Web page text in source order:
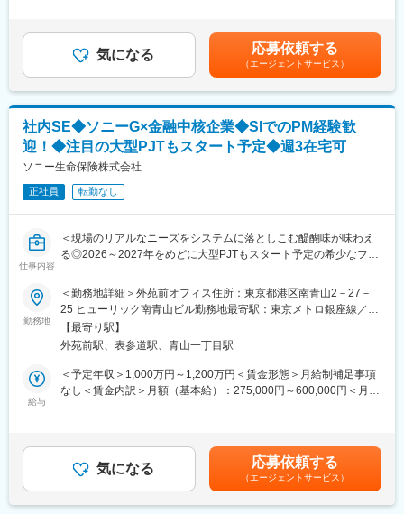
■ポジションの魅力：
・業務拡大フェーズにつき、積極的なIT投資を実施しています。
・穏やかな社風から組織内の風通しも良く、主体的に動ける環境
です。
・残業月30時間程度でワークライフバランス◎
・週2回程度の在宅勤務可能
■研修制度：
IT部門の社員は、年1回（1日～2日研修が中心）受講し、自身の技
術向上に努めています。
変更の範囲：会社の定める業務
・プロジェクトの立ち上げ、計画策定、進捗管理、課題管理、品
質管理
・新規案件等の要件調整（ユーザー（社員）折衝、課題抽出、提
・開発ベンダー（常駐要員含む）進捗管理
・各種レポート、報告書の作成
組織はマネジメントを含め6名で構成されており、全員が中途入社
です。
いています。今後は30代前後の中核人材・即戦力人材の採用・強
化にも注力しています。
■企業特徴
当社は社長であっても「さん」付けで呼ぶ、役職を超えたフラッ
トな文化が特徴です。新卒採用を行っておらず、全員中途入社の
ため様々な価値観を認め合い互いを尊敬し合う風土があります。
る社風は外資系ならではです。
メンバーに確認できるような環境です。始めは小規模の案件から
取り組んでいただき、徐々に大きい規模の案件をお任せしていく
想定です。
当が含まれていますが、平均残業時間であり月の残業時間により
変動します（残業手当は1分単位で計算）。・管理職採用の場合は
残業代支給無し賃金はあくまでも目安の金額であり、選考を通じ
て上下する可能性があります。月給(月額)は固定手当を含めた表記
です。
気になる 応募依頼する
（エージェントサービス）
社内SE◆ソニーG×金融中核企業◆SIでのPM経験歓
迎！◆注目の大型PJTもスタート予定◆週3在宅可
ソニー生命保険株式会社
正社員 転勤なし
仕事内容
＜現場のリアルなニーズをシステムに落としこむ醍醐味が味わえ
る◎2026～2027年をめどに大型PJTもスタート予定の希少なフェ
■担当業務：
社内SEとして、各種業務システムの開発（計画作成、PJ管理、委
託先選定、要件定義等の上流工程業務）を担当頂きます。
主に要件定義と外部設計以降はレビューのみ（直しにくい設定に
なってないかのチェック等）、またユーザーテストが中心で、詳
細設計移行の開発は協力会社となります。
30～40名ほどです。
・営業システム開発部：AIを含む新技術の活用・社員の新技術・
データ利活用、企画推進により効率的・効果的にシステム構築・
勤務地
＜勤務地詳細＞外苑前オフィス住所：東京都港区南青山2－27－
25 ヒューリック南青山ビル勤務地最寄駅：東京メトロ銀座線／外
苑前駅受動喫煙対策：屋内全面禁煙変更の範囲：無
【最寄り駅】
外苑前駅、表参道駅、青山一丁目駅
給与
＜予定年収＞1,000万円～1,200万円＜賃金形態＞月給制補足事項
なし＜賃金内訳＞月額（基本給）：275,000円～600,000円＜月給
あります。月給(月額)は固定手当を含めた表記です。
気になる 応募依頼する
（エージェントサービス）